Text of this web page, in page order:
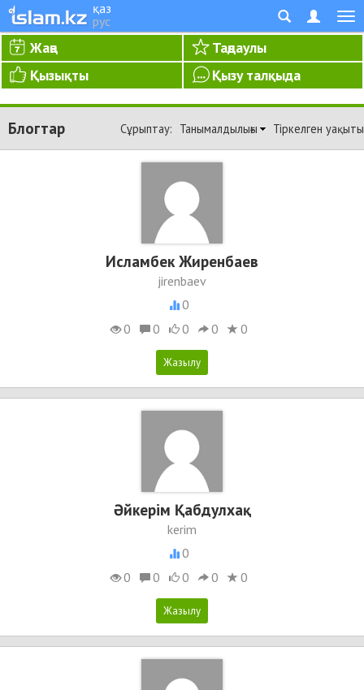
қаз
рус
Жаңа
Таңдаулы
Қызықты
Қызу талқыда
Блогтар Сұрыптау: Танымалдылығы Тіркелген уақыты
Исламбек Жиренбаев
jirenbaev
0
0
0 0 0 0
Әйкерiм Қабдулхақ
kerim
0
0
0 0 0 0